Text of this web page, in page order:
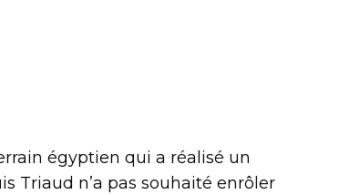
égyptien qui a réalisé un
Triaud n’a pas souhaité enrôler